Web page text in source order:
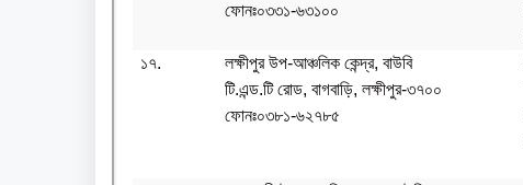
ফোনঃ০৩৩১-৬৩১০০
১৭.
লক্ষীপুর উপ-আঞ্চলিক কেন্দ্র, বাউবি
টি.এন্ড.টি রোড, বাগবাড়ি, লক্ষীপুর-৩৭০০
ফোনঃ০৩৮১-৬২৭৮৫